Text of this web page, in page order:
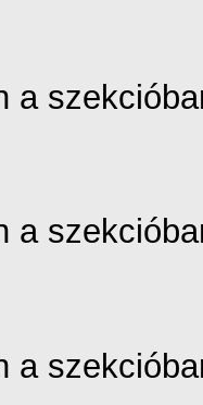
a
a
a